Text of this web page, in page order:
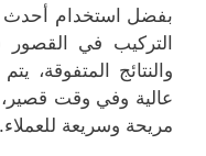
بفضل استخدام أحدث
التركيب في القصور
والنتائج المتفوقة،
عالية وفي وقت
مريحة وسريعة للعملاء.